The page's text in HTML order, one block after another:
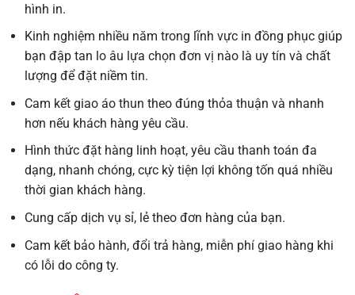
hình in.
Kinh nghiệm nhiều năm trong lĩnh vực in đồng phục giúp
bạn đập tan lo âu lựa chọn đơn vị nào là uy tín và chất
lượng để đặt niềm tin.
Cam kết giao áo thun theo đúng thỏa thuận và nhanh
hơn nếu khách hàng yêu cầu.
Hình thức đặt hàng linh hoạt, yêu cầu thanh toán đa
dạng, nhanh chóng, cực kỳ tiện lợi không tốn quá nhiều
thời gian khách hàng.
Cung cấp dịch vụ sỉ, lẻ theo đơn hàng của bạn.
Cam kết bảo hành, đổi trả hàng, miễn phí giao hàng khi
có lỗi do công ty.